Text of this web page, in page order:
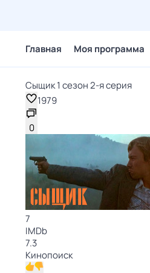
Главная Моя программа
Сыщик 1 сезон 2-я серия
1979
0
7
IMDb
7.3
Кинопоиск